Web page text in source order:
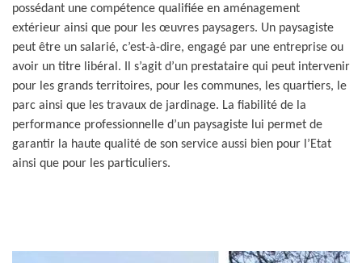
possédant une compétence qualifiée en aménagement
extérieur ainsi que pour les œuvres paysagers. Un paysagiste
peut être un salarié, c’est-à-dire, engagé par une entreprise ou
avoir un titre libéral. Il s’agit d’un prestataire qui peut intervenir
pour les grands territoires, pour les communes, les quartiers, le
parc ainsi que les travaux de jardinage. La fiabilité de la
performance professionnelle d’un paysagiste lui permet de
garantir la haute qualité de son service aussi bien pour l’Etat
ainsi que pour les particuliers.